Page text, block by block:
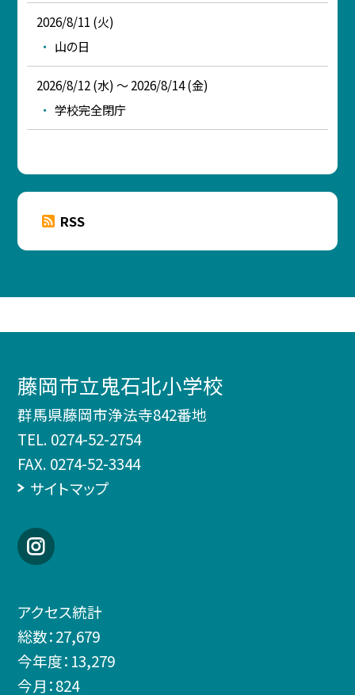
2026/8/11 (火)
山の日
2026/8/12 (水) ～ 2026/8/14 (金)
学校完全閉庁
RSS
藤岡市立鬼石北小学校
群馬県藤岡市浄法寺842番地
TEL. 0274-52-2754
FAX. 0274-52-3344
サイトマップ
アクセス統計
総数：27,679
今年度： 13,279
今月：824